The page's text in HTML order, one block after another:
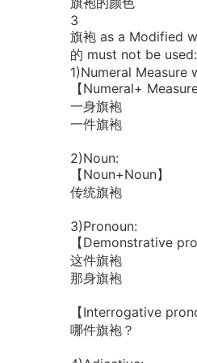
3
旗袍 as a Modified
的 must not be used:
1)Numeral Measure
【Numeral+
一身旗袍
一件旗袍
2)Noun:
【Noun+Noun】
传统旗袍
3)Pronoun:
【Demonstrative
这件旗袍
那身旗袍
【Interrogative
哪件旗袍？